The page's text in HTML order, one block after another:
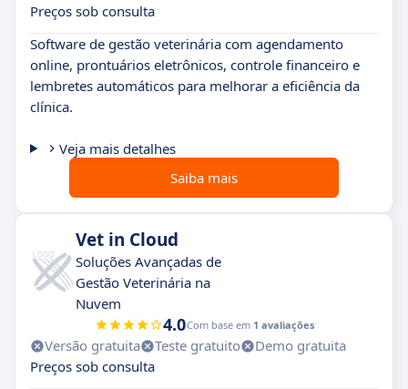
Preços sob consulta
Software de gestão veterinária com agendamento
online, prontuários eletrônicos, controle financeiro e
lembretes automáticos para melhorar a eficiência da
clínica.
Veja mais detalhes
Saiba mais
Vet in Cloud
Soluções Avançadas de
Gestão Veterinária na
Nuvem
4.0Com base em 1 avaliações
Versão gratuita Teste gratuito
Demo gratuita
Preços sob consulta